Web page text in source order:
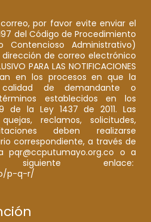
por favor evite enviar el
del Código de Procedimiento
Administrativo)
dirección de correo electrónico
PARA LAS NOTIFICACIONES
en los procesos en que la
de demandante o
establecidos en los
de la Ley 1437 de 2011. Las
reclamos, solicitudes,
deben realizarse
correspondiente, a través de
pqr@ccputumayo.org.co o a
enlace:
p-q-r/